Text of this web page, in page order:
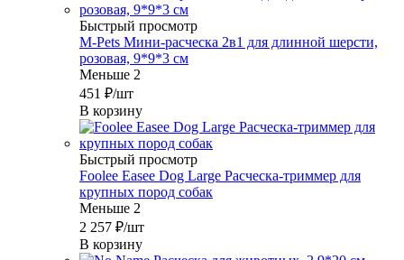
Быстрый просмотр
M-Pets Мини-расческа 2в1 для длинной шерсти,
розовая, 9*9*3 см
Меньше 2
451 ₽/шт
В корзину
Быстрый просмотр
Foolee Easee Dog Large Расческа-триммер для
крупных пород собак
Меньше 2
2 257 ₽/шт
В корзину